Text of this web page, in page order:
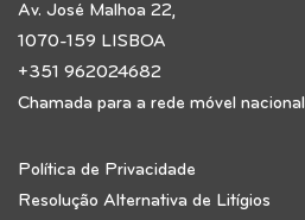
Av. José Malhoa 22,
1070-159 LISBOA
+351 962024682
Chamada para a rede móvel nacional
Política de Privacidade
Resolução Alternativa de Litígios